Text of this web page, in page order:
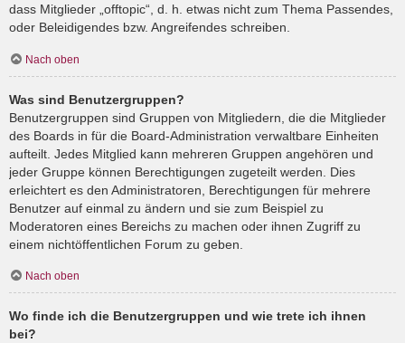
dass Mitglieder „offtopic“, d. h. etwas nicht zum Thema Passendes,
oder Beleidigendes bzw. Angreifendes schreiben.
Nach oben
Was sind Benutzergruppen?
Benutzergruppen sind Gruppen von Mitgliedern, die die Mitglieder
des Boards in für die Board-Administration verwaltbare Einheiten
aufteilt. Jedes Mitglied kann mehreren Gruppen angehören und
jeder Gruppe können Berechtigungen zugeteilt werden. Dies
erleichtert es den Administratoren, Berechtigungen für mehrere
Benutzer auf einmal zu ändern und sie zum Beispiel zu
Moderatoren eines Bereichs zu machen oder ihnen Zugriff zu
einem nichtöffentlichen Forum zu geben.
Nach oben
Wo finde ich die Benutzergruppen und wie trete ich ihnen
bei?